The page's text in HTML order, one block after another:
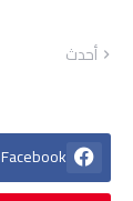
أحدث
Facebook